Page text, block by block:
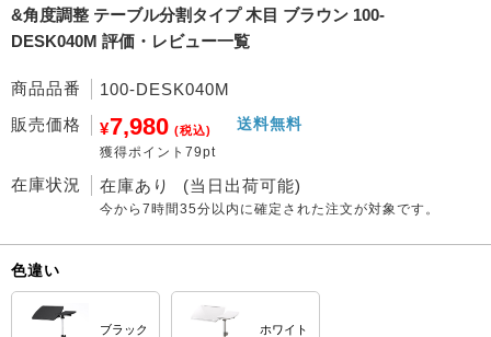
&角度調整 テーブル分割タイプ 木目 ブラウン 100-
DESK040M 評価・レビュー一覧
商品品番
100-DESK040M
販売価格
¥7,980 (税込)
獲得ポイント79pt
送料無料
在庫状況 在庫あり (当日出荷可能)
今から7時間35分 以内に確定された注文が対象です。
色違い
ブラック ホワイト